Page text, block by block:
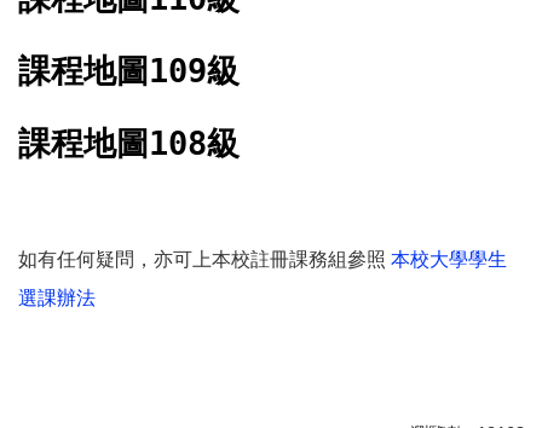
課程地圖109級
課程地圖108級
如有任何疑問，亦可上本校註冊課務組參照 本校大學學生
選課辦法